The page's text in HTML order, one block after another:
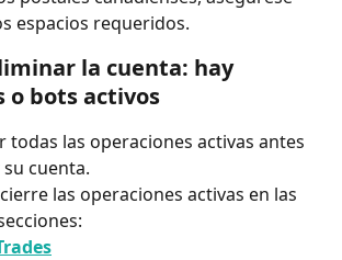
espacios requeridos.
la cuenta: hay
o bots activos
todas las operaciones activas antes
cuenta.
las operaciones activas en las